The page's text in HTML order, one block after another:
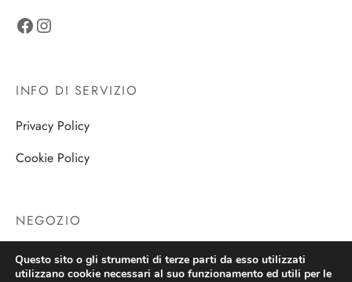
Facebook
INFO DI SERVIZIO
Privacy Policy
Cookie Policy
NEGOZIO
Negozio
Questo sito o gli strumenti di terze parti da esso utilizzati
utilizzano cookie necessari al suo funzionamento ed utili per le